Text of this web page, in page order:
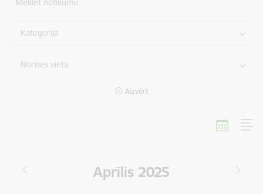
Meklēt notikumu
Kategorija
Norises vieta
Aizvērt
Aprīlis 2025